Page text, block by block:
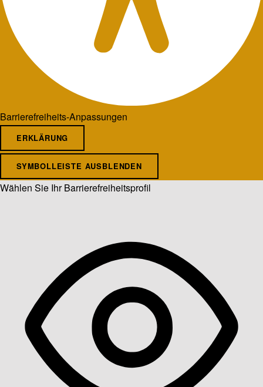
Barrierefreiheits-Anpassungen
ERKLÄRUNG
SYMBOLLEISTE AUSBLENDEN
Wählen Sie Ihr Barrierefreiheitsprofil